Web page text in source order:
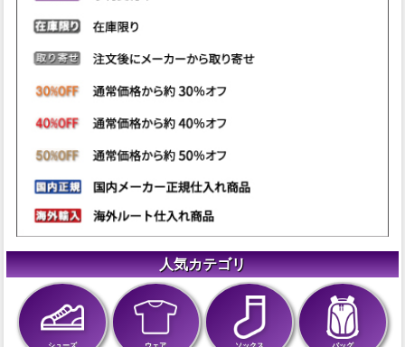
人気カテゴリ